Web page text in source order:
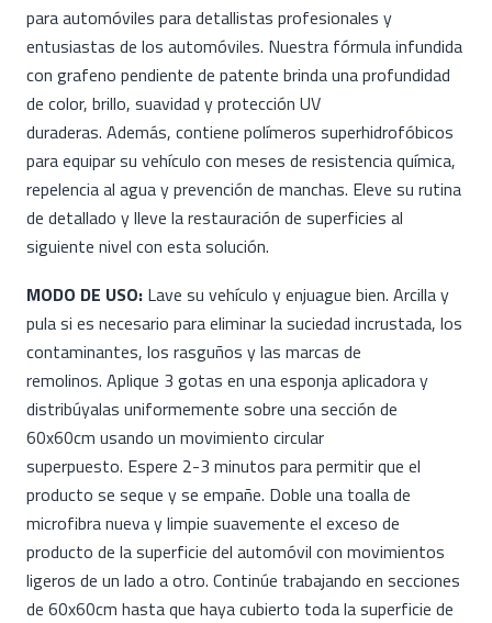
para automóviles para detallistas profesionales y
entusiastas de los automóviles. Nuestra fórmula infundida
con grafeno pendiente de patente brinda una profundidad
de color, brillo, suavidad y protección UV
duraderas. Además, contiene polímeros superhidrofóbicos
para equipar su vehículo con meses de resistencia química,
repelencia al agua y prevención de manchas. Eleve su rutina
de detallado y lleve la restauración de superficies al
siguiente nivel con esta solución.
MODO DE USO: Lave su vehículo y enjuague bien. Arcilla y
pula si es necesario para eliminar la suciedad incrustada, los
contaminantes, los rasguños y las marcas de
remolinos. Aplique 3 gotas en una esponja aplicadora y
distribúyalas uniformemente sobre una sección de
60x60cm usando un movimiento circular
superpuesto. Espere 2-3 minutos para permitir que el
producto se seque y se empañe. Doble una toalla de
microfibra nueva y limpie suavemente el exceso de
producto de la superficie del automóvil con movimientos
ligeros de un lado a otro. Continúe trabajando en secciones
de 60x60cm hasta que haya cubierto toda la superficie de